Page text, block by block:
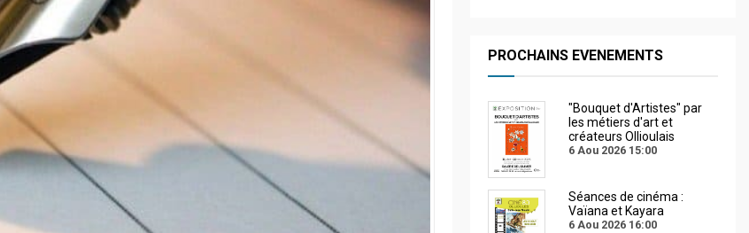
PROCHAINS EVENEMENTS
"Bouquet d'Artistes" par
les métiers d'art et
créateurs Ollioulais
6 Aou 2026 15:00
Séances de cinéma :
Vaïana et Kayara
6 Aou 2026 16:00